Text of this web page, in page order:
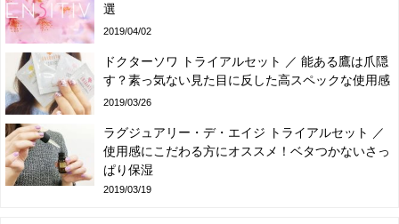
選
2019/04/02
ドクターソワ トライアルセット ／ 能ある鷹は爪隠
す？素っ気ない見た目に反した高スペックな使用感
2019/03/26
ラグジュアリー・デ・エイジ トライアルセット ／
使用感にこだわる方にオススメ！ベタつかないさっ
ぱり保湿
2019/03/19